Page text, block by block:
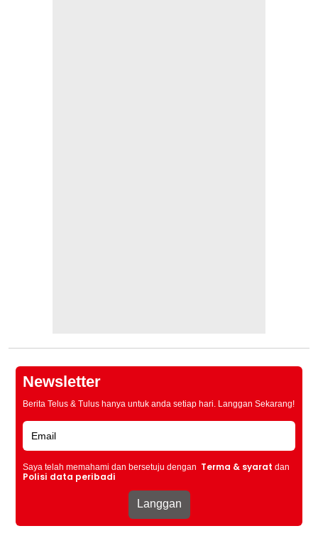
Newsletter
Berita Telus & Tulus hanya untuk anda setiap hari. Langgan Sekarang!
Saya telah memahami dan bersetuju dengan Terma & syarat dan
Polisi data peribadi